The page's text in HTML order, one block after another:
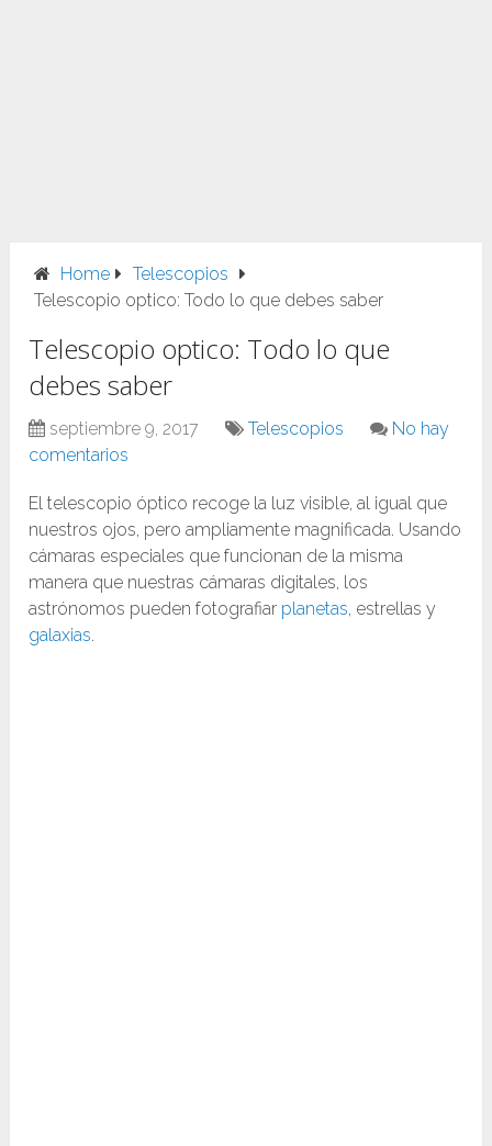
Home
Telescopios
Telescopio optico: Todo lo que debes saber
Telescopio optico: Todo lo que
debes saber
septiembre 9, 2017 Telescopios
No hay
comentarios
El telescopio óptico recoge la luz visible, al igual que
nuestros ojos, pero ampliamente magnificada. Usando
cámaras especiales que funcionan de la misma
manera que nuestras cámaras digitales, los
astrónomos pueden fotografiar planetas, estrellas y
galaxias.